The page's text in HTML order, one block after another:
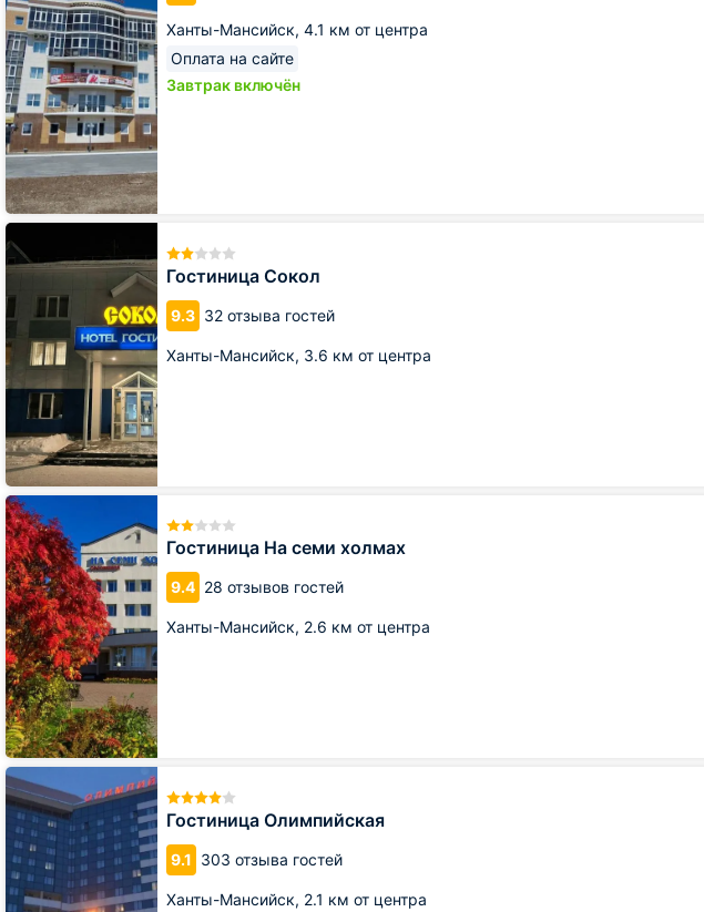
Ханты-Мансийск, 4.1 км от центра
Оплата на сайте
Завтрак включён
Гостиница Сокол
9.3 32 отзыва гостей
Ханты-Мансийск, 3.6 км от центра
Гостиница
Сокол
Гостиница На семи холмах
9.4 28 отзывов гостей
Ханты-Мансийск, 2.6 км от центра
Гостиница
На
семи
холмах
Гостиница Олимпийская
9.1 303 отзыва гостей
Ханты-Мансийск, 2.1 км от центра
Гостиница
Олимпийская